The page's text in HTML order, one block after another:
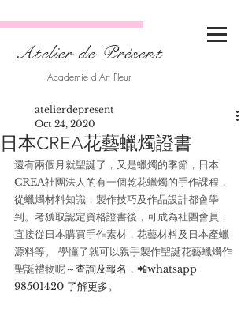
Atelier de Présent
Academie d'Art Fleur
日本CREA花藝蠟燭證書
atelierdepresent
Oct 24, 2020
還有兩個月就聖誕了，又是蠟燭的季節，日本
CREA社團法人的有一個乾花蠟燭的手作課程，
從蠟燭材料知識，製作技巧及作品設計都會學
到。考獲取認定資格證書後，可成為社團會員，
直接從日本購買手作素材，花藝材料及日本產蠟
源料等。 學懂了就可以親手製作聖誕花藝蠟燭作
聖誕禮物呢～查詢及報名，📲whatsapp
98501420 了解更多。